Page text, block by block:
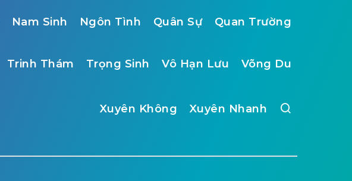
Nam Sinh Ngôn Tình Quân Sự Quan Trường
Trinh Thám Trọng Sinh Vô Hạn Lưu Võng Du
Xuyên Không Xuyên Nhanh